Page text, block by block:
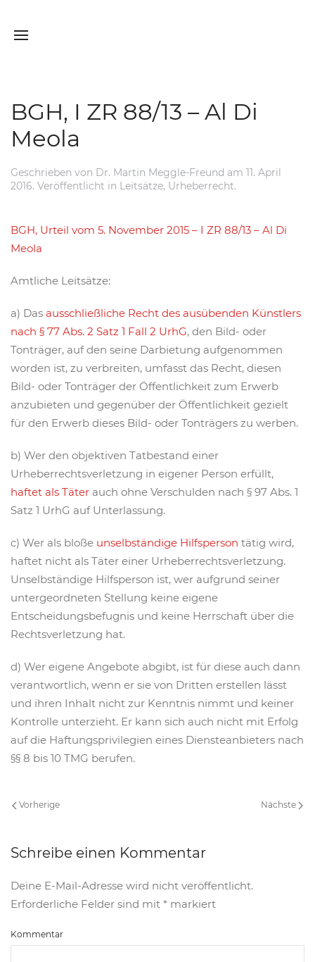
BGH, I ZR 88/13 – Al Di
Meola
Geschrieben von Dr. Martin Meggle-Freund am 11. April
2016. Veröffentlicht in Leitsätze, Urheberrecht.
BGH, Urteil vom 5. November 2015 – I ZR 88/13 – Al Di
Meola
Amtliche Leitsätze:
a) Das ausschließliche Recht des ausübenden Künstlers
nach § 77 Abs. 2 Satz 1 Fall 2 UrhG, den Bild- oder
Tonträger, auf den seine Darbietung aufgenommen
worden ist, zu verbreiten, umfasst das Recht, diesen
Bild- oder Tonträger der Öffentlichkeit zum Erwerb
anzubieten und gegenüber der Öffentlichkeit gezielt
für den Erwerb dieses Bild- oder Tonträgers zu werben.
b) Wer den objektiven Tatbestand einer
Urheberrechtsverletzung in eigener Person erfüllt,
haftet als Täter auch ohne Verschulden nach § 97 Abs. 1
Satz 1 UrhG auf Unterlassung.
c) Wer als bloße unselbständige Hilfsperson tätig wird,
haftet nicht als Täter einer Urheberrechtsverletzung.
Unselbständige Hilfsperson ist, wer aufgrund seiner
untergeordneten Stellung keine eigene
Entscheidungsbefugnis und keine Herrschaft über die
Rechtsverletzung hat.
d) Wer eigene Angebote abgibt, ist für diese auch dann
verantwortlich, wenn er sie von Dritten erstellen lässt
und ihren Inhalt nicht zur Kenntnis nimmt und keiner
Kontrolle unterzieht. Er kann sich auch nicht mit Erfolg
auf die Haftungsprivilegien eines Diensteanbieters nach
§§ 8 bis 10 TMG berufen.
Vorherige Nächste
Schreibe einen Kommentar
Deine E-Mail-Adresse wird nicht veröffentlicht.
Erforderliche Felder sind mit * markiert
Kommentar